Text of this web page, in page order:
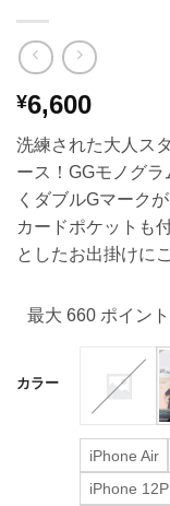
¥6,600
洗練された大人ス
ース！GGモノグ
くダブルGマーク
カードポケットも
としたお出掛けに
最大 660 ポイン
カラー
iPhone Air
iPhone